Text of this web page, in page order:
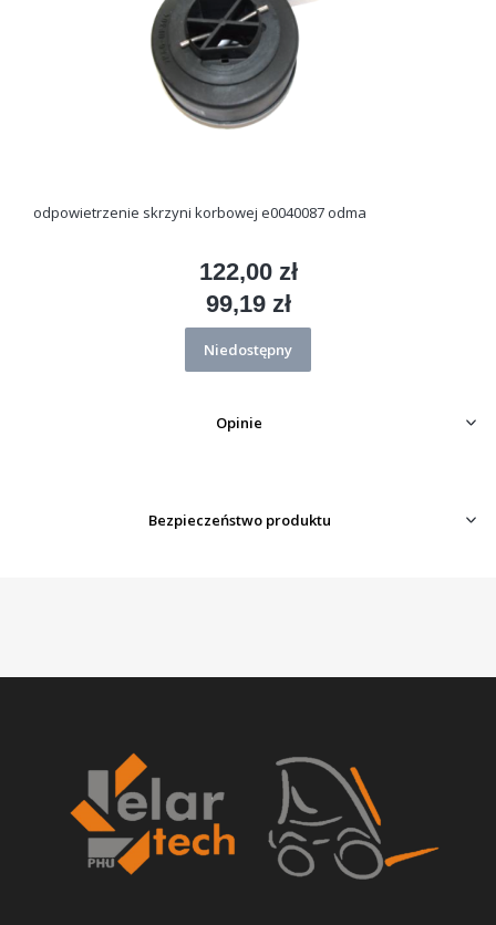
odpowietrzenie skrzyni korbowej e0040087 odma
Cena
122,00 zł
Cena
99,19 zł
Niedostępny
Opinie
Bezpieczeństwo produktu